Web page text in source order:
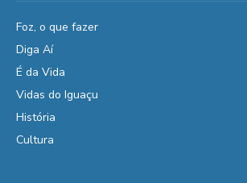
Foz, o que fazer
Diga Aí
É da Vida
Vidas do Iguaçu
História
Cultura